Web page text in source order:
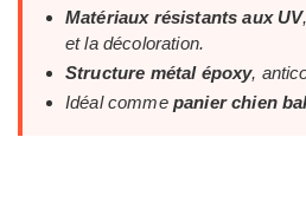
Matériaux résistants aux UV
et la décoloration.
Structure métal époxy,
Idéal comme panier chien